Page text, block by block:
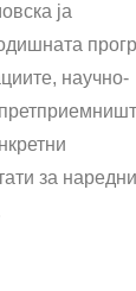
ја
научно-
за